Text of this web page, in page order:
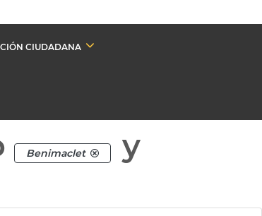
CIUDADANA
Benimaclet
y